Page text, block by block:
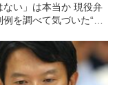
ない」は本当か 現役弁
を調べて気づいた“パ
な犯罪”とは